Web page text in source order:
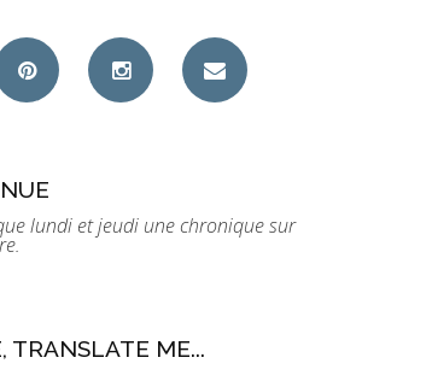
lundi et jeudi une chronique sur
TRANSLATE ME...